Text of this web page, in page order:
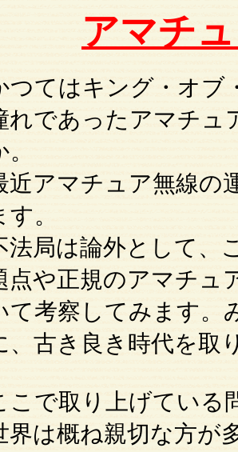
アマチ
つてはキング・オブ
れであったアマチュ
近アマチュア無線の
す。
法局は論外として、
点や正規のアマチュ
て考察してみます。
、古き良き時代を取
こで取り上げている
界は概ね親切な方が